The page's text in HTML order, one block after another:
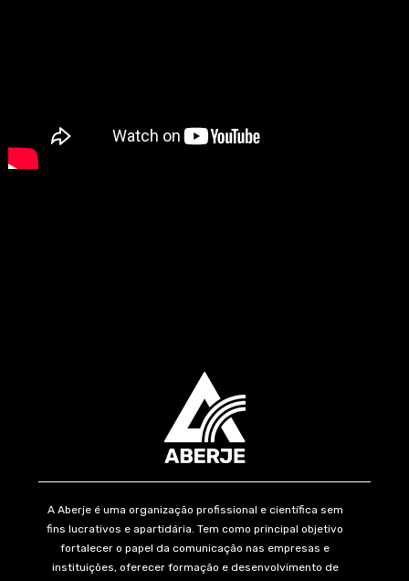
A Aberje é uma organização profissional e científica sem
fins lucrativos e apartidária. Tem como principal objetivo
fortalecer o papel da comunicação nas empresas e
instituições, oferecer formação e desenvolvimento de